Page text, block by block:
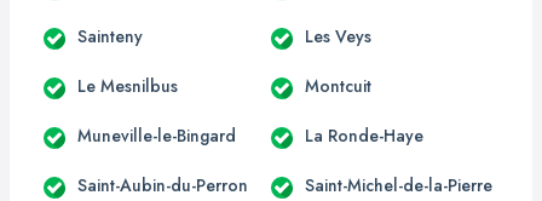
Sainteny Les Veys
Le Mesnilbus Montcuit
Muneville-le-Bingard La Ronde-Haye
Saint-Aubin-du-Perron Saint-Michel-de-la-Pierre